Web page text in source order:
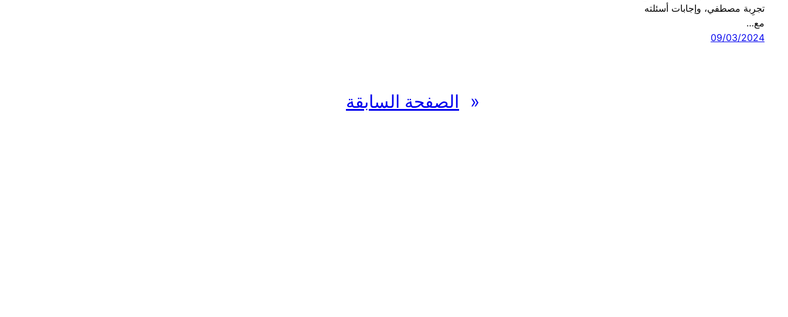
تجرِبة مصطفي، وإجابات أسئلته
مع…
09/03/2024
« الصفحة السابقة